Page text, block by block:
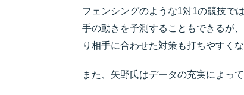
フェンシングのような1対1の競技で
手の動きを予測することもできるが
り相手に合わせた対策も打ちやすくな
また、矢野氏はデータの充実によっ